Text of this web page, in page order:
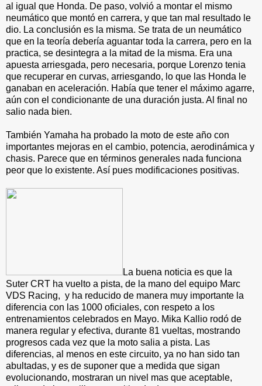
al igual que Honda. De paso, volvió a montar el mismo
neumático que montó en carrera, y que tan mal resultado le
dio. La conclusión es la misma. Se trata de un neumático
que en la teoría debería aguantar toda la carrera, pero en la
practica, se desintegra a la mitad de la misma. Era una
apuesta arriesgada, pero necesaria, porque Lorenzo tenia
que recuperar en curvas, arriesgando, lo que las Honda le
ganaban en aceleración. Había que tener el máximo agarre,
aún con el condicionante de una duración justa. Al final no
salio nada bien.
También Yamaha ha probado la moto de este año con
importantes mejoras en el cambio, potencia, aerodinámica y
chasis. Parece que en términos generales nada funciona
peor que lo existente. Así pues modificaciones positivas.
La buena noticia es que la
Suter CRT ha vuelto a pista, de la mano del equipo Marc
VDS Racing, y ha reducido de manera muy importante la
diferencia con las 1000 oficiales, con respeto a los
entrenamientos celebrados en Mayo. Mika Kallio rodó de
manera regular y efectiva, durante 81 vueltas, mostrando
progresos cada vez que la moto salia a pista. Las
diferencias, al menos en este circuito, ya no han sido tan
abultadas, y es de suponer que a medida que sigan
evolucionando, mostraran un nivel mas que aceptable,